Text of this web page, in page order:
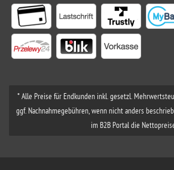
* Alle Preise für Endkunden inkl. gesetzl.
ggf. Nachnahmegebühren, wenn nicht anders
im B2B Portal die